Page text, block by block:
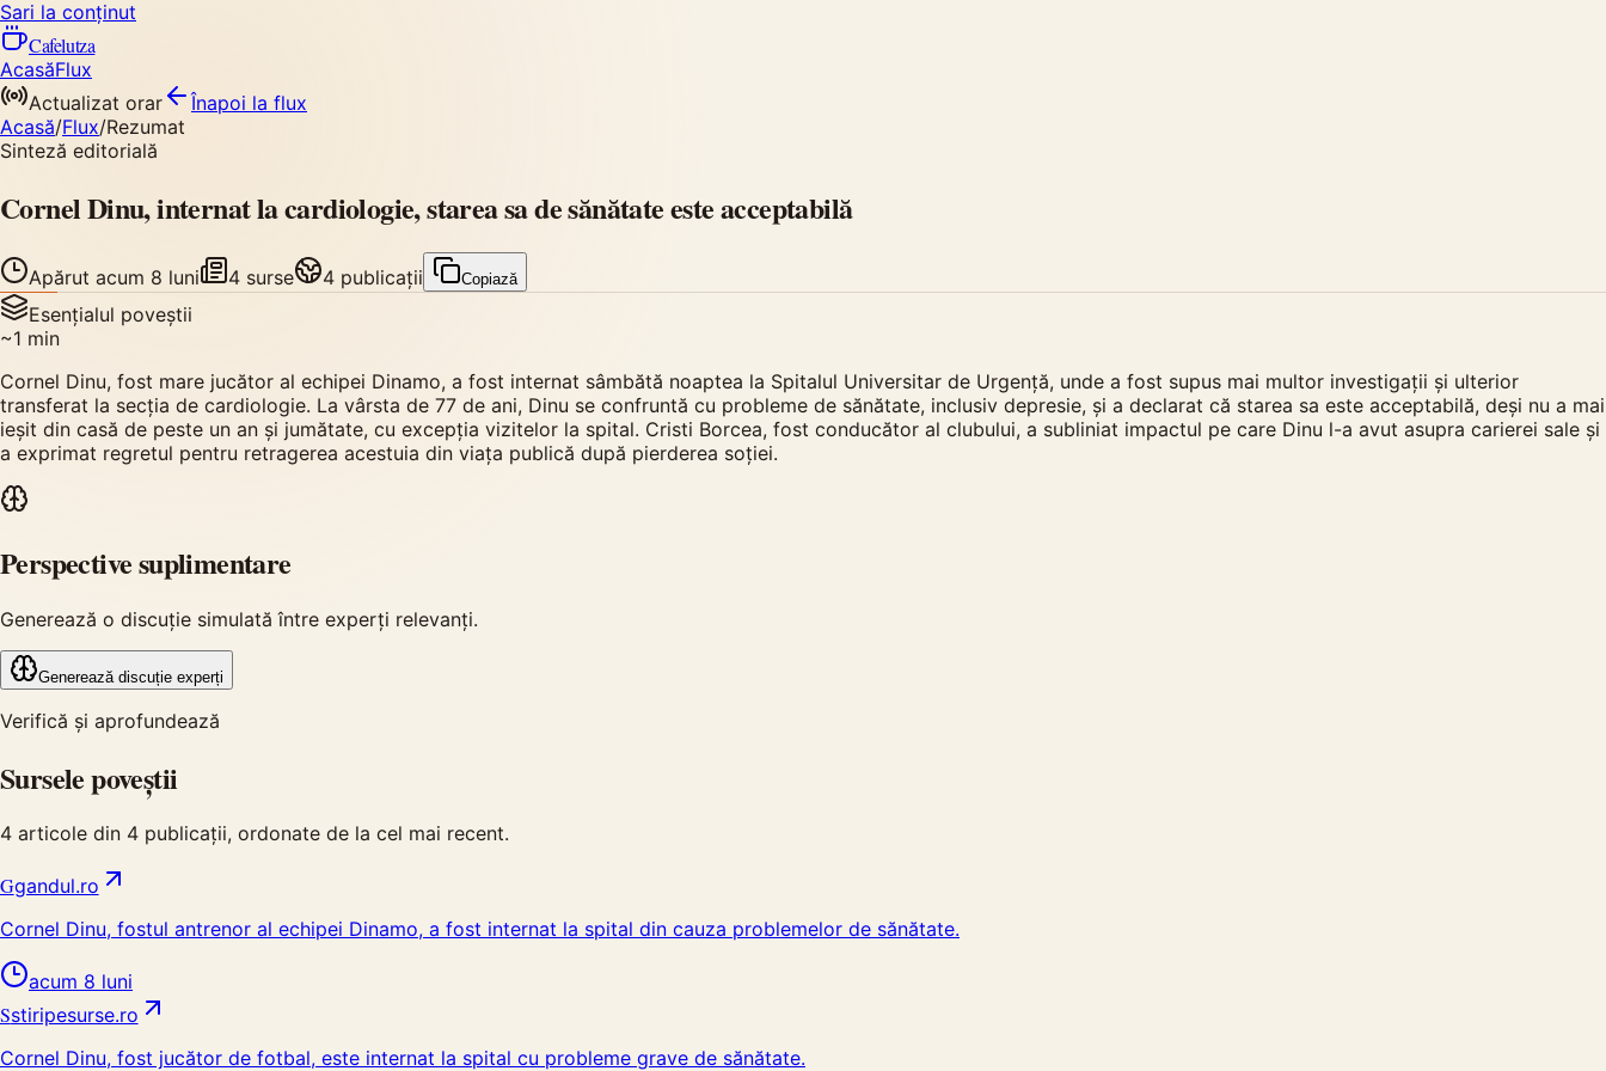
Sari la conținut
Cafelutza
AcasăFlux
Actualizat orar
Înapoi la flux
Acasă/Flux/Rezumat
Sinteză editorială
Cornel Dinu, internat la cardiologie, starea sa de sănătate este acceptabilă
Apărut acum 8 luni 4 surse 4 publicații Copiază
Esențialul poveștii
~1 min
Cornel Dinu, fost mare jucător al echipei Dinamo, a fost internat sâmbătă noaptea la Spitalul Universitar de Urgență, unde a fost supus mai multor investigații și ulterior
transferat la secția de cardiologie. La vârsta de 77 de ani, Dinu se confruntă cu probleme de sănătate, inclusiv depresie, și a declarat că starea sa este acceptabilă, deși nu a mai
ieșit din casă de peste un an și jumătate, cu excepția vizitelor la spital. Cristi Borcea, fost conducător al clubului, a subliniat impactul pe care Dinu l-a avut asupra carierei sale și
a exprimat regretul pentru retragerea acestuia din viața publică după pierderea soției.
Perspective suplimentare
Generează o discuție simulată între experți relevanți.
Generează discuție experți
Verifică și aprofundează
Sursele poveștii
4 articole din 4 publicații, ordonate de la cel mai recent.
Ggandul.ro
Cornel Dinu, fostul antrenor al echipei Dinamo, a fost internat la spital din cauza problemelor de sănătate.
acum 8 luni
Sstiripesurse.ro
Cornel Dinu, fost jucător de fotbal, este internat la spital cu probleme grave de sănătate.